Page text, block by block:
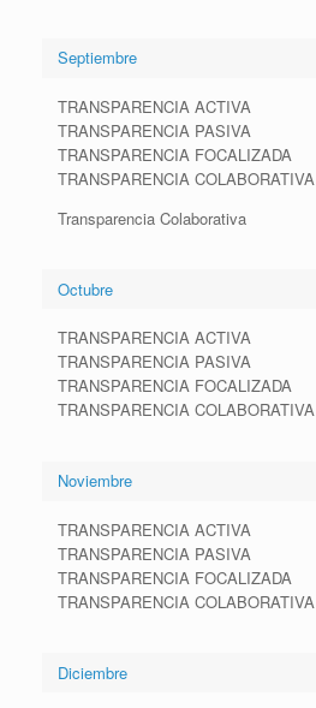
Septiembre
TRANSPARENCIA ACTIVA
TRANSPARENCIA PASIVA
TRANSPARENCIA FOCALIZADA
TRANSPARENCIA COLABORATIVA
Transparencia Colaborativa
Octubre
TRANSPARENCIA ACTIVA
TRANSPARENCIA PASIVA
TRANSPARENCIA FOCALIZADA
TRANSPARENCIA COLABORATIVA
Noviembre
TRANSPARENCIA ACTIVA
TRANSPARENCIA PASIVA
TRANSPARENCIA FOCALIZADA
TRANSPARENCIA COLABORATIVA
Diciembre